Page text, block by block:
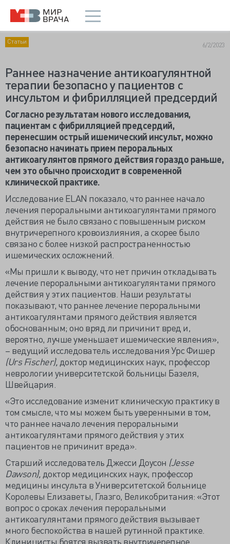
Статьи 6/2/2023
Раннее назначение антикоагулянтной
терапии безопасно у пациентов с
инсультом и фибрилляцией предсердий
Согласно результатам нового исследования,
пациентам с фибрилляцией предсердий,
перенесшим острый ишемический инсульт, можно
безопасно начинать прием пероральных
антикоагулянтов прямого действия гораздо раньше,
чем это обычно происходит в современной
клинической практике.
Исследование ELAN показало, что раннее начало
лечения пероральными антикоагулянтами прямого
действия не было связано с повышенным риском
внутричерепного кровоизлияния, а скорее было
связано с более низкой распространенностью
ишемических осложнений.
«Мы пришли к выводу, что нет причин откладывать
лечение пероральными антикоагулянтами прямого
действия у этих пациентов. Наши результаты
показывают, что раннее лечение пероральными
антикоагулянтами прямого действия является
обоснованным; оно вряд ли причинит вред и,
вероятно, лучше уменьшает ишемические явления»,
– ведущий исследователь исследования Урс Фишер
(Urs Fischer), доктор медицинских наук, профессор
неврологии университетской больницы Базеля,
Швейцария.
«Это исследование изменит клиническую практику в
том смысле, что мы можем быть уверенными в том,
что раннее начало лечения пероральными
антикоагулянтами прямого действия у этих
пациентов не причинит вреда».
Старший исследователь Джесси Доусон (Jesse
Dawson), доктор медицинских наук, профессор
медицины инсульта в Университетской больнице
Королевы Елизаветы, Глазго, Великобритания: «Этот
вопрос о сроках лечения пероральными
антикоагулянтами прямого действия вызывает
много беспокойства в нашей рутинной практике.
Клиницисты боятся вызвать внутричерепное